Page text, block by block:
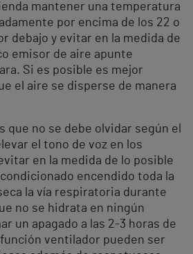
mantener una temperatura
por encima de los 22 o
debajo y evitar en la medida de
emisor de aire apunte
Si es posible es mejor
el aire se disperse de manera
que no se debe olvidar según el
el tono de voz en los
en la medida de lo posible
encendido toda la
la vía respiratoria durante
no se hidrata en ningún
un apagado a las 2-3 horas de
ventilador pueden ser